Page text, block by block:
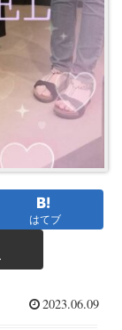
はてブ
2023.06.09